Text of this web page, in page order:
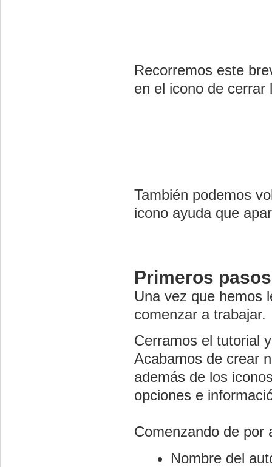
Recorremos este
en el icono de cerrar
También podemos
icono ayuda que
Primeros pasos
Una vez que hemos
comenzar a trabajar.
Cerramos el tutorial
Acabamos de crear
además de los
opciones e
Comenzando de por
Nombre del